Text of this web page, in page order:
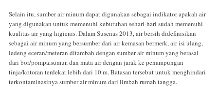
Selain itu, sumber air minum dapat digunakan sebagai indikator apakah air
yang digunakan untuk memenuhi kebutuhan sehari-hari sudah memenuhi
kualitas air yang higienis. Dalam Susenas 2013, air bersih didefinisikan
sebagai air minum yang bersumber dari air kemasan bermerk, air isi ulang,
ledeng eceran/meteran ditambah dengan sumber air minum yang berasal
dari bor/pompa,sumur, dan mata air dengan jarak ke penampungan
tinja/kotoran terdekat lebih dari 10 m. Batasan tersebut untuk menghindari
terkontaminasinya sumber air minum dari limbah rumah tangga.